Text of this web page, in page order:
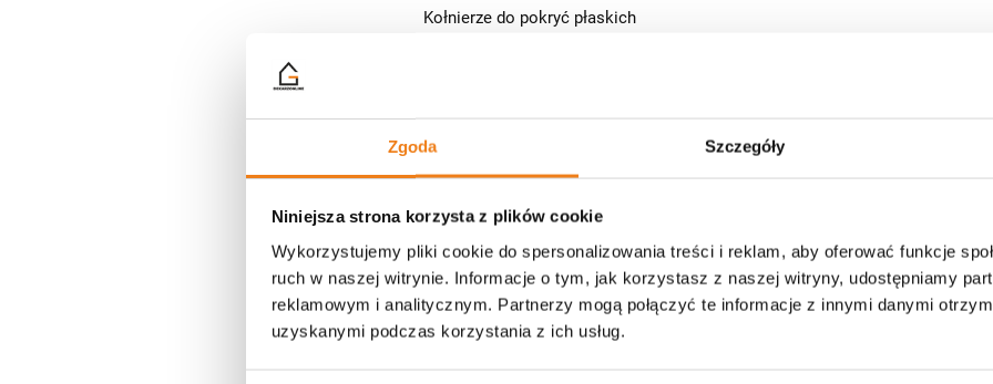
Zgoda Szczegóły
Niniejsza strona korzysta z plików cookie
Wykorzystujemy pliki cookie do spersonalizowania treści i reklam, aby oferować funkcje
ruch w naszej witrynie. Informacje o tym, jak korzystasz z naszej witryny, udostępniamy
reklamowym i analitycznym. Partnerzy mogą połączyć te informacje z innymi danymi
uzyskanymi podczas korzystania z ich usług.
Kołnierze do pokryć płaskich
Rura spustowa 100
Rury spustowe
Wywietrzniki i przejścia dachowe
Kominki wentylacyjne o średnicy przyłącza Ø 150 mm do blach trapezowych
Okna dachowe do sypialni
Rury spustowe